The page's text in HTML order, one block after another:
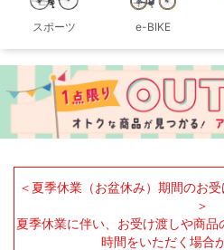
スポーツ e-BIKE
＜夏季休業（お盆休み）期間のお
＞
夏季休業に伴い、お受け渡しや商
時間をいただく場合